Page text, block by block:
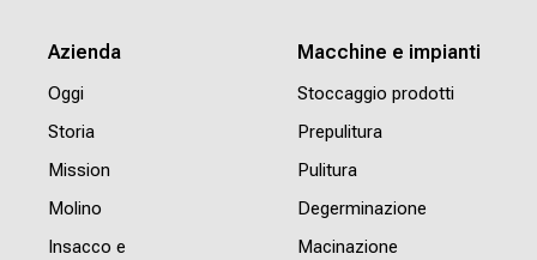
Azienda
Oggi
Storia
Mission
Molino
Insacco e
Macchine e impianti
Stoccaggio prodotti
Prepulitura
Pulitura
Degerminazione
Macinazione